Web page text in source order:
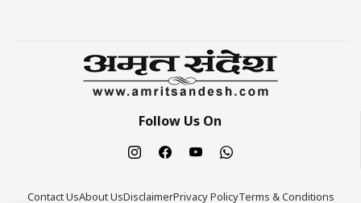
Follow Us On
Contact UsAbout UsDisclaimerPrivacy PolicyTerms & Conditions